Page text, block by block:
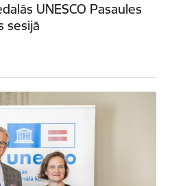
UNESCO Pasaules
sesijā